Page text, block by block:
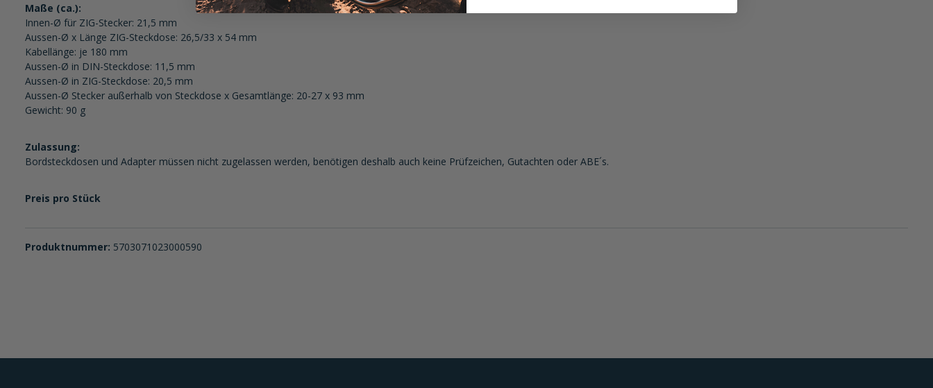
Maße (ca.):
Innen-Ø für ZIG-Stecker: 21,5 mm
Aussen-Ø x Länge ZIG-Steckdose: 26,5/33 x 54 mm
Kabellänge: je 180 mm
Aussen-Ø in DIN-Steckdose: 11,5 mm
Aussen-Ø in ZIG-Steckdose: 20,5 mm
Aussen-Ø Stecker außerhalb von Steckdose x Gesamtlänge: 20-27 x 93 mm
Gewicht: 90 g
Zulassung:
Bordsteckdosen und Adapter müssen nicht zugelassen werden, benötigen deshalb auch keine Prüfzeichen, Gutachten oder ABE´s.
Preis pro Stück
Produktnummer: 5703071023000590